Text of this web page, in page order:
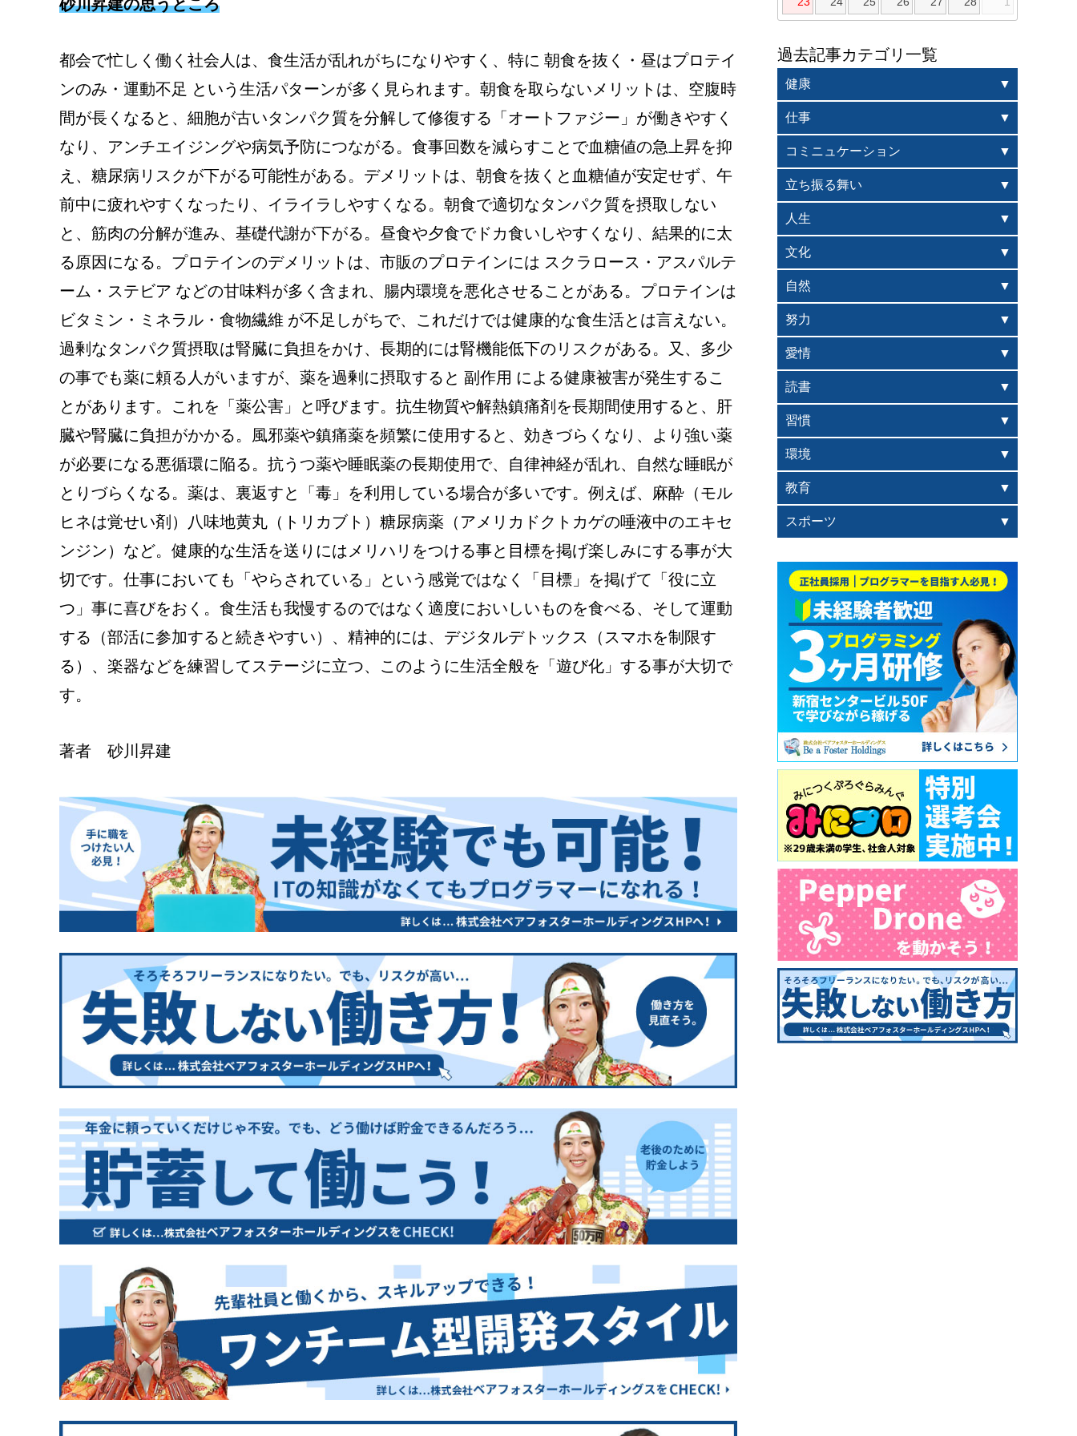
砂川昇建の思うところ
都会で忙しく働く社会人は、食生活が乱れがちになりやすく、特に 朝食を抜く・昼はプロテイ
ンのみ・運動不足 という生活パターンが多く見られます。朝食を取らないメリットは、空腹時
間が長くなると、細胞が古いタンパク質を分解して修復する「オートファジー」が働きやすく
なり、アンチエイジングや病気予防につながる。食事回数を減らすことで血糖値の急上昇を抑
え、糖尿病リスクが下がる可能性がある。デメリットは、朝食を抜くと血糖値が安定せず、午
前中に疲れやすくなったり、イライラしやすくなる。朝食で適切なタンパク質を摂取しない
と、筋肉の分解が進み、基礎代謝が下がる。昼食や夕食でドカ食いしやすくなり、結果的に太
る原因になる。プロテインのデメリットは、市販のプロテインには スクラロース・アスパルテ
ーム・ステビア などの甘味料が多く含まれ、腸内環境を悪化させることがある。プロテインは
ビタミン・ミネラル・食物繊維 が不足しがちで、これだけでは健康的な食生活とは言えない。
過剰なタンパク質摂取は腎臓に負担をかけ、長期的には腎機能低下のリスクがある。又、多少
の事でも薬に頼る人がいますが、薬を過剰に摂取すると 副作用 による健康被害が発生するこ
とがあります。これを「薬公害」と呼びます。抗生物質や解熱鎮痛剤を長期間使用すると、肝
臓や腎臓に負担がかかる。風邪薬や鎮痛薬を頻繁に使用すると、効きづらくなり、より強い薬
が必要になる悪循環に陥る。抗うつ薬や睡眠薬の長期使用で、自律神経が乱れ、自然な睡眠が
とりづらくなる。薬は、裏返すと「毒」を利用している場合が多いです。例えば、麻酔（モル
ヒネは覚せい剤）八味地黄丸（トリカブト）糖尿病薬（アメリカドクトカゲの唾液中のエキセ
ンジン）など。健康的な生活を送りにはメリハリをつける事と目標を掲げ楽しみにする事が大
切です。仕事においても「やらされている」という感覚ではなく「目標」を掲げて「役に立
つ」事に喜びをおく。食生活も我慢するのではなく適度においしいものを食べる、そして運動
する（部活に参加すると続きやすい）、精神的には、デジタルデトックス（スマホを制限す
る）、楽器などを練習してステージに立つ、このように生活全般を「遊び化」する事が大切で
す。
著者 砂川昇建
過去記事カテゴリ一覧
健康
仕事
コミニュケーション
立ち振る舞い
人生
文化
自然
努力
愛情
読書
習慣
環境
教育
スポーツ